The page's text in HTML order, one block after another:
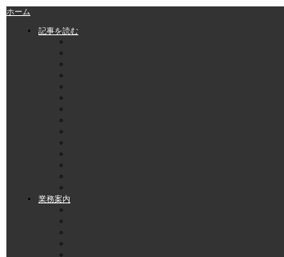
ホーム
記事を読む
業務案内